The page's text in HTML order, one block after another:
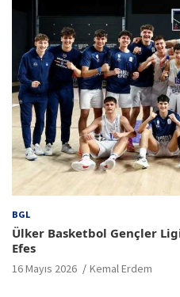
BGL
Ülker Basketbol Gençler
Efes
16 Mayıs 2026 Kemal Erdem